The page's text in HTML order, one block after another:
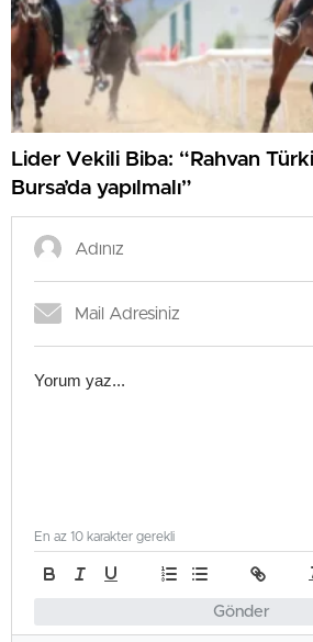
Lider Vekili Biba: “Rahvan
Bursa’da yapılmalı”
Gönder
En az 10 karakter gerekli